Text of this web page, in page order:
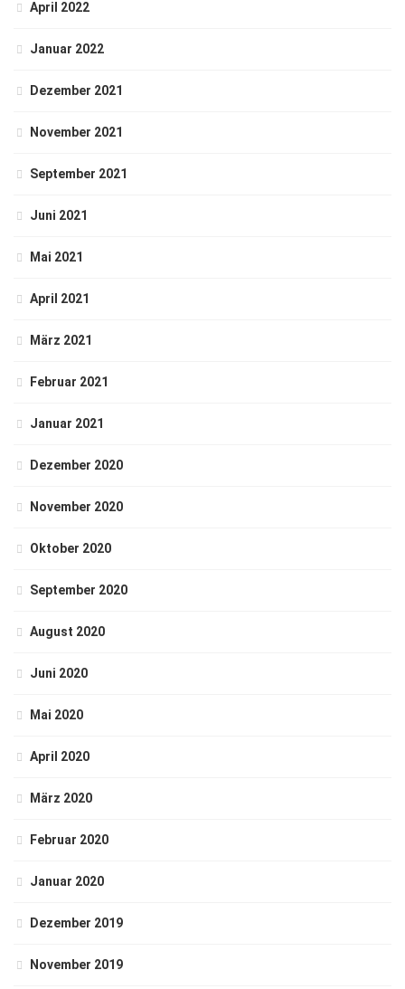
April 2022
Januar 2022
Dezember 2021
November 2021
September 2021
Juni 2021
Mai 2021
April 2021
März 2021
Februar 2021
Januar 2021
Dezember 2020
November 2020
Oktober 2020
September 2020
August 2020
Juni 2020
Mai 2020
April 2020
März 2020
Februar 2020
Januar 2020
Dezember 2019
November 2019